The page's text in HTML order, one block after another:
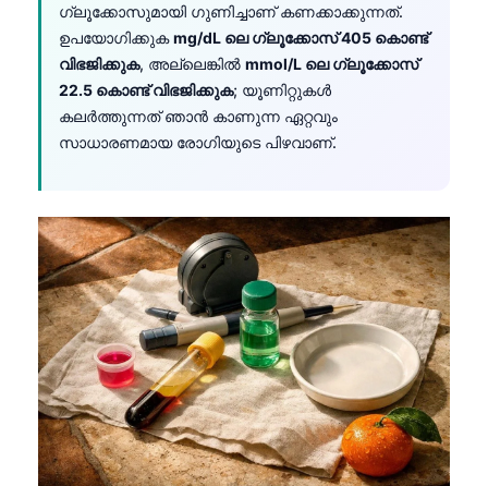
ഗ്ലൂക്കോസുമായി ഗുണിച്ചാണ് കണക്കാക്കുന്നത്.
ഉപയോഗിക്കുകmg/dL ലെ ഗ്ലൂക്കോസ് 405 കൊണ്ട്
വിഭജിക്കുക, അല്ലെങ്കിൽ mmol/L ലെ ഗ്ലൂക്കോസ്
22.5 കൊണ്ട് വിഭജിക്കുക; യൂണിറ്റുകൾ
കലർത്തുന്നത് ഞാൻ കാണുന്ന ഏറ്റവും
സാധാരണമായ രോഗിയുടെ പിഴവാണ്.